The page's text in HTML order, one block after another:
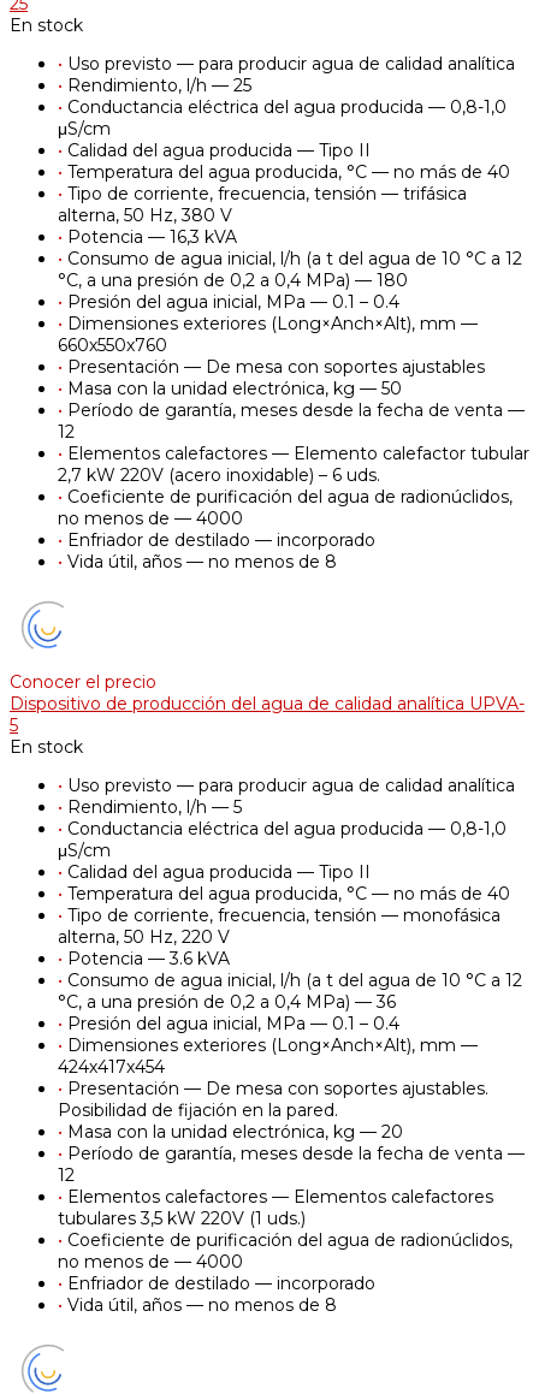
En stock
• Uso previsto — para producir agua de calidad analítica
• Rendimiento, l/h — 25
• Conductancia eléctrica del agua producida — 0,8-1,0
μS/cm
• Calidad del agua producida — Tipo II
• Temperatura del agua producida, °С — no más de 40
• Tipo de corriente, frecuencia, tensión — trifásica
alterna, 50 Hz, 380 V
• Potencia — 16,3 kVA
• Consumo de agua inicial, l/h (a t del agua de 10 °C a 12
°C, a una presión de 0,2 a 0,4 MPa) — 180
• Presión del agua inicial, MPa — 0.1 – 0.4
• Dimensiones exteriores (Long×Anch×Alt), mm —
660х550х760
• Presentación — De mesa con soportes ajustables
• Masa con la unidad electrónica, kg — 50
• Período de garantía, meses desde la fecha de venta —
12
• Elementos calefactores — Elemento calefactor tubular
2,7 kW 220V (acero inoxidable) – 6 uds.
• Coeficiente de purificación del agua de radionúclidos,
no menos de — 4000
• Enfriador de destilado — incorporado
• Vida útil, años — no menos de 8
Conocer el precio
Dispositivo de producción del agua de calidad analítica UPVA-
5
En stock
• Uso previsto — para producir agua de calidad analítica
• Rendimiento, l/h — 5
• Conductancia eléctrica del agua producida — 0,8-1,0
μS/cm
• Calidad del agua producida — Tipo II
• Temperatura del agua producida, °С — no más de 40
• Tipo de corriente, frecuencia, tensión — monofásica
alterna, 50 Hz, 220 V
• Potencia — 3.6 kVA
• Consumo de agua inicial, l/h (a t del agua de 10 °C a 12
°C, a una presión de 0,2 a 0,4 MPa) — 36
• Presión del agua inicial, MPa — 0.1 – 0.4
• Dimensiones exteriores (Long×Anch×Alt), mm —
424х417х454
• Presentación — De mesa con soportes ajustables.
Posibilidad de fijación en la pared.
• Masa con la unidad electrónica, kg — 20
• Período de garantía, meses desde la fecha de venta —
12
• Elementos calefactores — Elementos calefactores
tubulares 3,5 kW 220V (1 uds.)
• Coeficiente de purificación del agua de radionúclidos,
no menos de — 4000
• Enfriador de destilado — incorporado
• Vida útil, años — no menos de 8